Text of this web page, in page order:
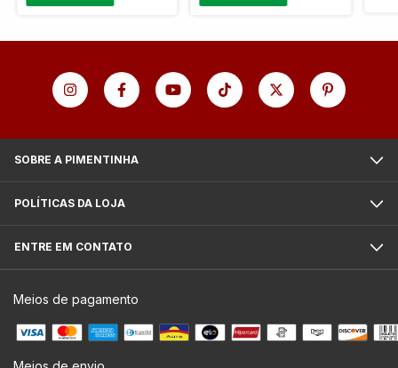
SOBRE A PIMENTINHA
POLÍTICAS DA LOJA
ENTRE EM CONTATO
Meios de pagamento